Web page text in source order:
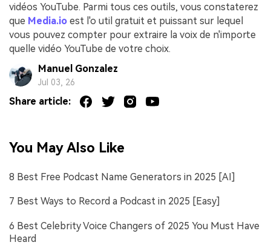
vidéos YouTube. Parmi tous ces outils, vous constaterez
que Media.io est l'o util gratuit et puissant sur lequel
vous pouvez compter pour extraire la voix de n'importe
quelle vidéo YouTube de votre choix.
Manuel Gonzalez
Jul 03, 26
Share article:
You May Also Like
8 Best Free Podcast Name Generators in 2025 [AI]
7 Best Ways to Record a Podcast in 2025 [Easy]
6 Best Celebrity Voice Changers of 2025 You Must Have
Heard